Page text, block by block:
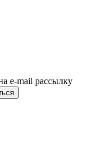
e-mail рассылку